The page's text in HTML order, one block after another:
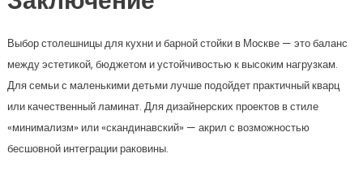
Выбор столешницы для кухни и барной стойки в Москве — это баланс
между эстетикой, бюджетом и устойчивостью к высоким нагрузкам.
Для семьи с маленькими детьми лучше подойдет практичный кварц
или качественный ламинат. Для дизайнерских проектов в стиле
«минимализм» или «скандинавский» — акрил с возможностью
бесшовной интеграции раковины.